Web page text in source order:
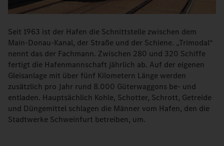
Seit 1963 ist der Hafen die Schnittstelle zwischen dem
Main-Donau-Kanal, der Straße und der Schiene. „Trimodal“
nennt das der Fachmann. Zwischen 280 und 320 Schiffe
fertigt die Hafenmannschaft jährlich ab. Auf der eigenen
Gleisanlage mit über fünf Kilometern Länge werden
zusätzlich pro Jahr rund 8.000 Güterwaggons be- und
entladen. Hauptsächlich Kohle, Schotter, Schrott, Getreide
und Düngemittel schlagen die Männer vom Hafen, den die
Stadtwerke Schweinfurt betreiben, um.